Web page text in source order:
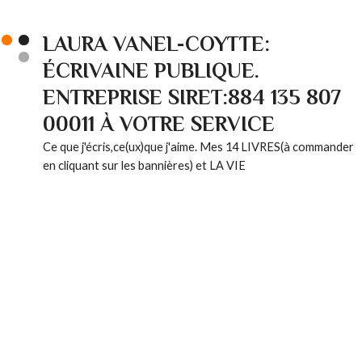
LAURA VANEL-COYTTE:
ÉCRIVAINE PUBLIQUE.
ENTREPRISE SIRET:884 135 807
00011 À VOTRE SERVICE
Ce que j'écris,ce(ux)que j'aime. Mes 14 LIVRES(à commander
en cliquant sur les bannières) et LA VIE